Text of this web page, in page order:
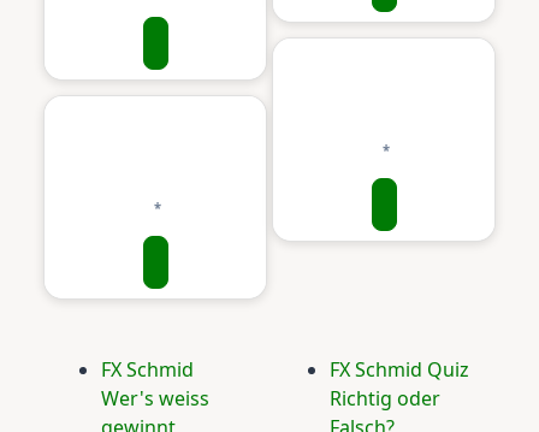
FX Schmid
Wer's weiss
FX Schmid Quiz
Richtig oder